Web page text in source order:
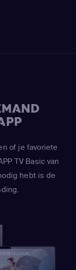
of je favoriete
TV Basic van
hebt is de